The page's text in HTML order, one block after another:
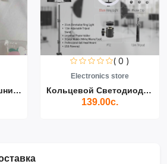
Беспроводные Наушники Air...
( 0 )
Electronics store
Кольцевой Светодиодный Св...
139.00с.